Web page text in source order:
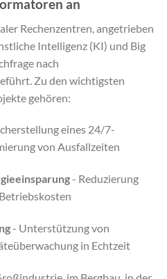
an
Rechenzentren, angetrieben
Intelligenz (KI) und Big
nach
Zu den wichtigsten
gehören:
eines 24/7-
von Ausfallzeiten
- Reduzierung
- Unterstützung von
in Echtzeit